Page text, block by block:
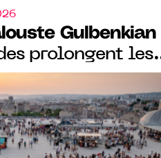
Gulbenkian
prolongent les
la résidence
la Belle de